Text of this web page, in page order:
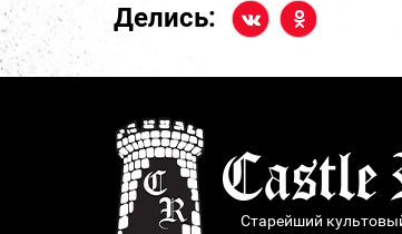
Делись:
Старейший